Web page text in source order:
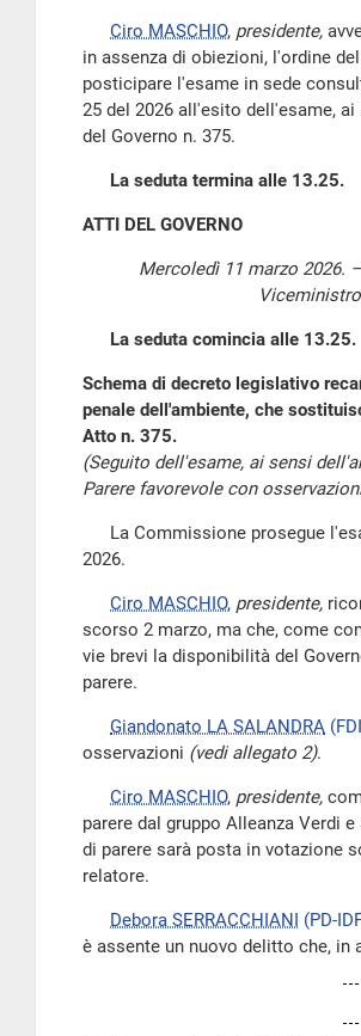
Ciro MASCHIO, presidente,
in assenza di obiezioni, l'ordine
posticipare l'esame in sede
25 del 2026 all'esito dell'esame,
del Governo n. 375.
La seduta termina alle 13.25.
ATTI DEL GOVERNO
Mercoledì 11 marzo 2026.
La seduta comincia alle 13.25.
Schema di decreto legislativo
penale dell'ambiente, che
Atto n. 375.
(Seguito dell'esame, ai sensi
Parere favorevole con
La Commissione prosegue
2026.
Ciro MASCHIO, presidente,
scorso 2 marzo, ma che, come
vie brevi la disponibilità del
parere.
Giandonato LA SALANDRA
osservazioni (vedi allegato 2).
Ciro MASCHIO, presidente,
parere dal gruppo Alleanza Verdi
di parere sarà posta in votazione
relatore.
Debora SERRACCHIANI (PD-
è assente un nuovo delitto che,